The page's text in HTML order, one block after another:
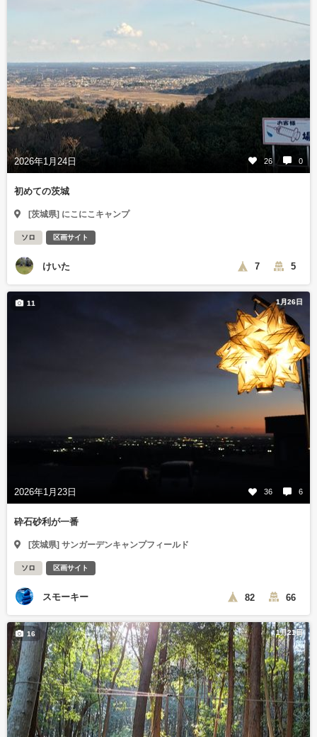
2026年1月24日 26 0
初めての茨城
[茨城県] にこにこキャンプ
ソロ 区画サイト
けいた 7 5
1月26日
2026年1月23日 36 6
11
砕石砂利が一番
[茨城県] サンガーデンキャンプフィールド
ソロ 区画サイト
スモーキー 82 66
1月21日
16